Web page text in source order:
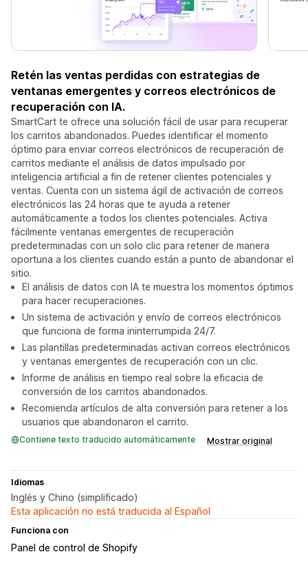
Retén las ventas perdidas con estrategias de
ventanas emergentes y correos electrónicos de
recuperación con IA.
SmartCart te ofrece una solución fácil de usar para recuperar
los carritos abandonados. Puedes identificar el momento
óptimo para enviar correos electrónicos de recuperación de
carritos mediante el análisis de datos impulsado por
inteligencia artificial a fin de retener clientes potenciales y
ventas. Cuenta con un sistema ágil de activación de correos
electrónicos las 24 horas que te ayuda a retener
automáticamente a todos los clientes potenciales. Activa
fácilmente ventanas emergentes de recuperación
predeterminadas con un solo clic para retener de manera
oportuna a los clientes cuando están a punto de abandonar el
sitio.
El análisis de datos con IA te muestra los momentos óptimos
para hacer recuperaciones.
Un sistema de activación y envío de correos electrónicos
que funciona de forma ininterrumpida 24/7.
Las plantillas predeterminadas activan correos electrónicos
y ventanas emergentes de recuperación con un clic.
Informe de análisis en tiempo real sobre la eficacia de
conversión de los carritos abandonados.
Recomienda artículos de alta conversión para retener a los
usuarios que abandonaron el carrito.
Contiene texto traducido automáticamente Mostrar original
Idiomas
Inglés y Chino (simplificado)
Esta aplicación no está traducida al Español
Funciona con
Panel de control de Shopify